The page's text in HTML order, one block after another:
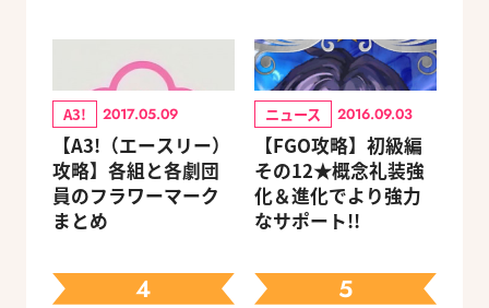
A3! 2017.05.09
【A3!（エースリー）
攻略】各組と各劇団
員のフラワーマーク
まとめ
ニュース 2016.09.03
【FGO攻略】初級編
その12★概念礼装強
化＆進化でより強力
なサポート!!
4 5